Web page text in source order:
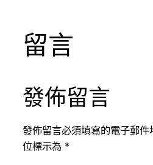
留言
發佈留言
發佈留言必須填寫的電子郵件
位標示為 *